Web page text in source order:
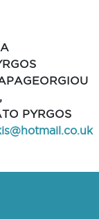
PYRGOS